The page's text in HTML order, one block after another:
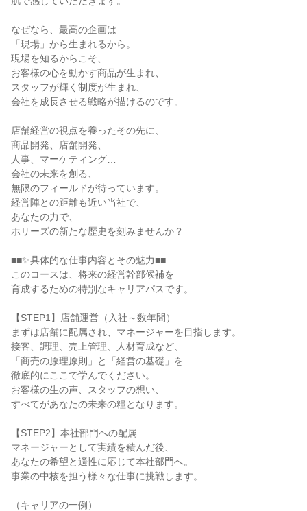
なぜなら、最高の企画は
「現場」から生まれるから。
現場を知るからこそ、
お客様の心を動かす商品が生まれ、
スタッフが輝く制度が生まれ、
会社を成長させる戦略が描けるのです。
店舗経営の視点を養ったその先に、
商品開発、店舗開発、
人事、マーケティング…
会社の未来を創る、
無限のフィールドが待っています。
経営陣との距離も近い当社で、
あなたの力で、
ホリーズの新たな歴史を刻みませんか？
■■✨具体的な仕事内容とその魅力■■
このコースは、将来の経営幹部候補を
育成するための特別なキャリアパスです。
【STEP1】店舗運営（入社～数年間）
まずは店舗に配属され、マネージャーを目指します。
接客、調理、売上管理、人材育成など、
「商売の原理原則」と「経営の基礎」を
徹底的にここで学んでください。
お客様の生の声、スタッフの想い、
すべてがあなたの未来の糧となります。
【STEP2】本社部門への配属
マネージャーとして実績を積んだ後、
あなたの希望と適性に応じて本社部門へ。
事業の中核を担う様々な仕事に挑戦します。
（キャリアの一例）